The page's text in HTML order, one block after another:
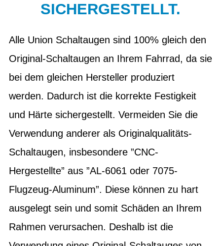
SICHERGESTELLT.
Alle Union Schaltaugen sind 100% gleich den
Original-Schaltaugen an Ihrem Fahrrad, da sie
bei dem gleichen Hersteller produziert
werden. Dadurch ist die korrekte Festigkeit
und Härte sichergestellt. Vermeiden Sie die
Verwendung anderer als Originalqualitäts-
Schaltaugen, insbesondere ”CNC-
Hergestellte” aus ”AL-6061 oder 7075-
Flugzeug-Aluminum”. Diese können zu hart
ausgelegt sein und somit Schäden an Ihrem
Rahmen verursachen. Deshalb ist die